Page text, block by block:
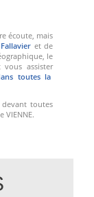
écoute, mais
et de
le
vous assister
toutes la
devant toutes
VIENNE.